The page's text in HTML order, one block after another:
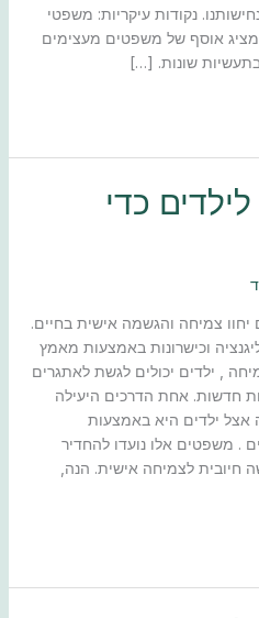
נקודות עיקריות: משפטי
אוסף של משפטים מעצימים
שונות. […]
כדי
יחוו צמיחה והגשמה אישית בחיים.
וכישרונות באמצעות מאמץ
, ילדים יכולים לגשת לאתגרים
חדשות. אחת הדרכים היעילה
ילדים היא באמצעות
. משפטים אלו נועדו להחדיר
חיובית לצמיחה אישית. הנה,